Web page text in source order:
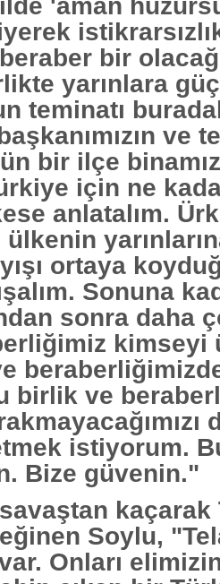
bir
yarınlara
teminatı
ve
bir ilçe
için ne
anlatalım.
ortaya
Sonuna
sonra daha
kimseyi
birlik ve
istiyorum.
Bize güvenin."
kaçarak
Soylu,
Onları